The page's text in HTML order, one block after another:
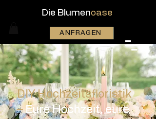
Die Blumenoase
ANFRAGEN
DIY Hochzeitsfloristik
–Eure Hochzeit, eure